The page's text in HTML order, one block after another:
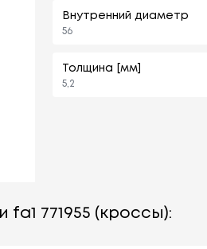
Внутренний диаметр
56
Толщина [мм]
5,2
771955 (кроссы):